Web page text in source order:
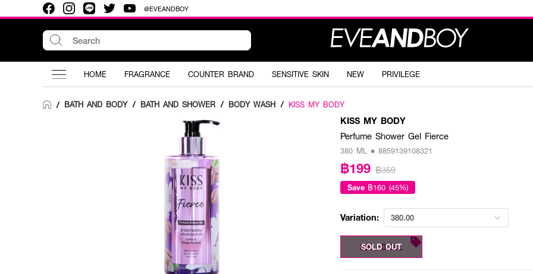
@EVEANDBOY
HOME FRAGRANCE COUNTER BRAND SENSITIVE SKIN NEW PRIVILEGE
/ BATH AND BODY / BATH AND SHOWER / BODY WASH / KISS MY BODY
KISS MY BODY
Perfume Shower Gel Fierce
380 ML • 8859139108321
฿199 ฿359
Save ฿160 (45%)
Variation: 380.00
380.00 ML
SOLD OUT